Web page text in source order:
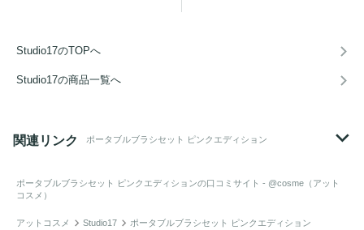
Studio17のTOPへ
Studio17の商品一覧へ
関連リンク ポータブルブラシセット ピンクエディション
ポータブルブラシセット ピンクエディションの口コミサイト - @cosme（アット
コスメ）
アットコスメ Studio17 ポータブルブラシセット ピンクエディション